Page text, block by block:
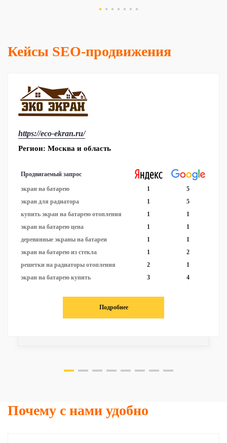
Кейсы SEO-продвижения
https://eco-ekran.ru/
Регион: Москва и область
Продвигаемый запрос
экран на батарею 1
5
экран для радиатора
1
5
купить экран на батарею отопления
1
1
экран на батарею цена
1
1
деревянные экраны на батареи
1
1
экран на батарею из стекла
1
2
решетки на радиаторы отопления
2
1
экран на батарею купить
3 4
Подробнее
Почему с нами удобно